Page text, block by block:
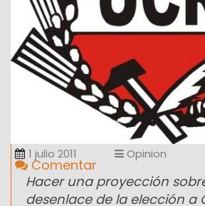
1 julio 2011 Opinion
Comentar
Hacer una proyección
desenlace de la elección a